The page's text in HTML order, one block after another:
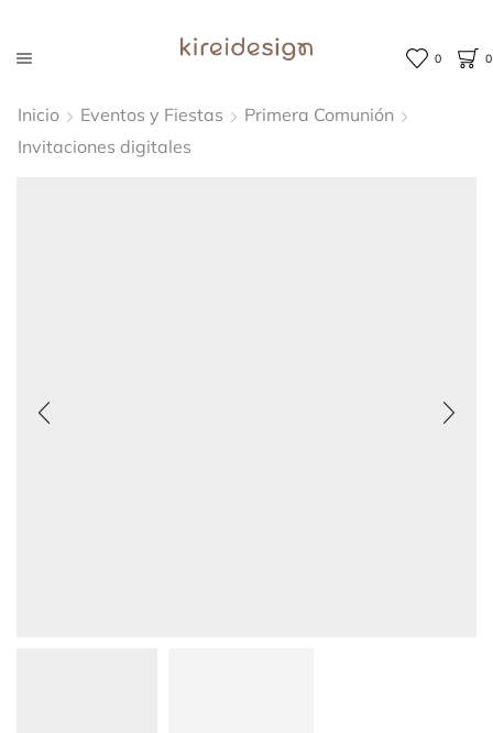
0 0
Inicio Eventos y Fiestas
Primera Comunión
Invitaciones digitales